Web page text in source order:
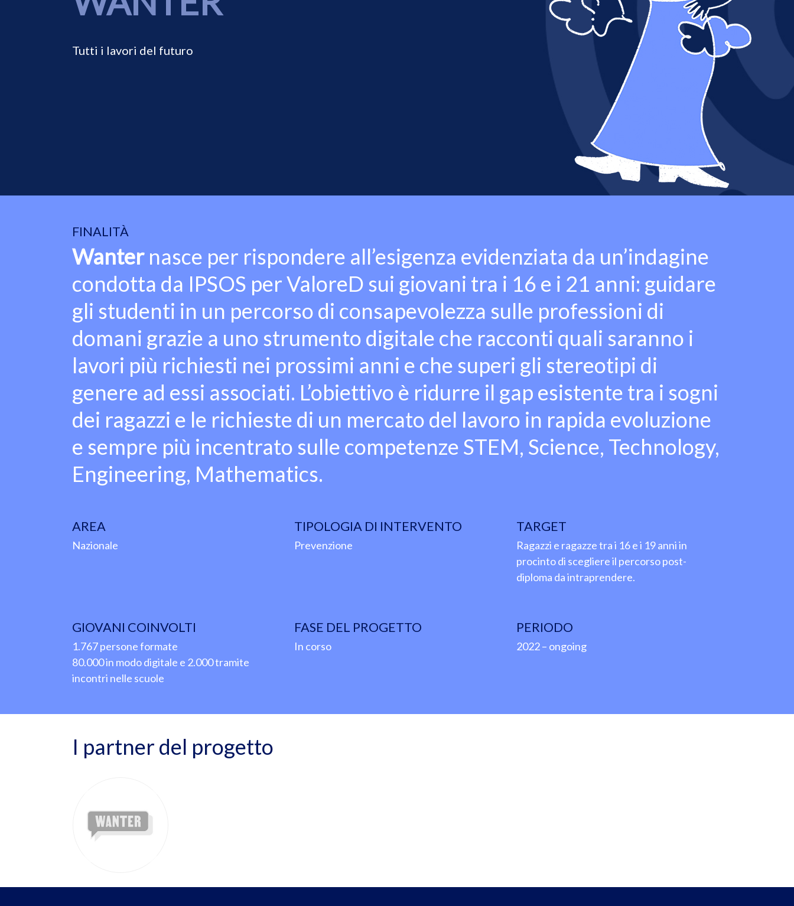
o
u
Tutti i lavori del futuro
FINALITÀ
Wanternasce per rispondere all’esigenza evidenziata da un’indagine
condotta da IPSOS per ValoreD sui giovani tra i 16 e i 21 anni: guidare
gli studenti in un percorso di consapevolezza sulle professioni di
domani grazie a uno strumento digitale che racconti quali saranno i
lavori più richiesti nei prossimi anni e che superi gli stereotipi di
genere ad essi associati. L’obiettivo è ridurre il gap esistente tra i sogni
dei ragazzi e le richieste di un mercato del lavoro in rapida evoluzione
e sempre più incentrato sulle competenze STEM, Science, Technology,
Engineering, Mathematics.
AREA
Nazionale
TIPOLOGIA DI INTERVENTO
Prevenzione
TARGET
Ragazzi e ragazze tra i 16 e i 19 anni in
procinto di scegliere il percorso post-
diploma da intraprendere.
GIOVANI COINVOLTI
1.767 persone formate
80.000 in modo digitale e 2.000 tramite
incontri nelle scuole
FASE DEL PROGETTO
In corso
PERIODO
2022 – ongoing
I partner del progetto